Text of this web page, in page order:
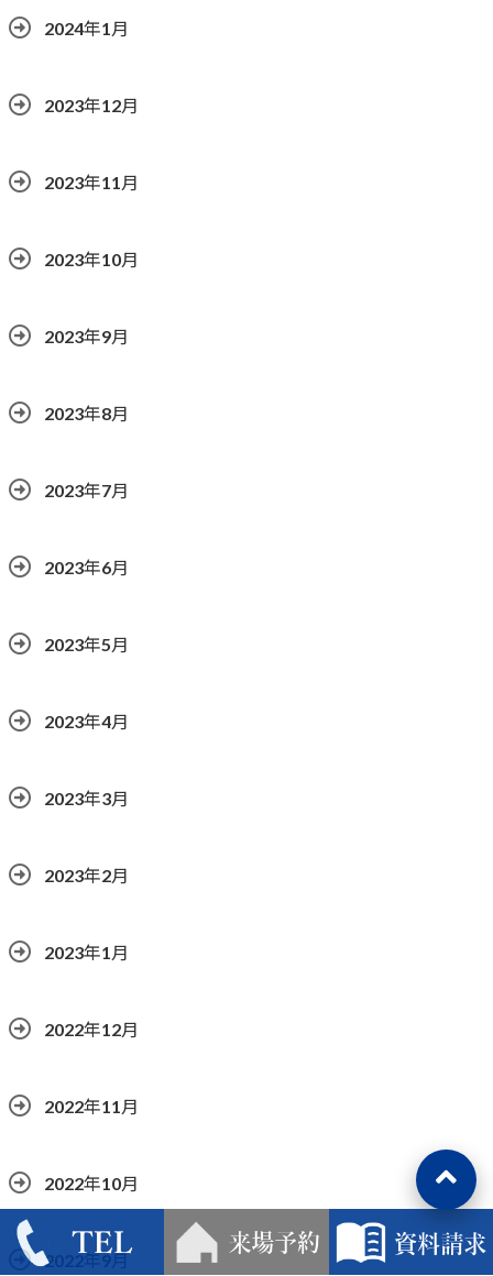
2024年1月
2023年12月
2023年11月
2023年10月
2023年9月
2023年8月
2023年7月
2023年6月
2023年5月
2023年4月
2023年3月
2023年2月
2023年1月
2022年12月
2022年11月
2022年10月
2022年9月